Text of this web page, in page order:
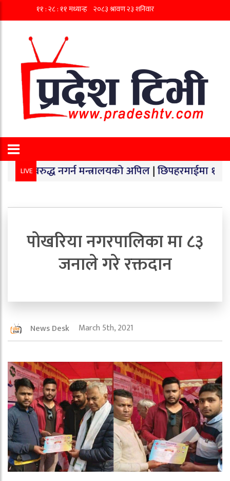
LIVEमन्त्रालयको अपिल|छिपहरमाईमा १४० किलो गाँजा
पोखरिया नगरपालिका मा ८३
जनाले गरे रक्तदान
News Desk March 5th, 2021